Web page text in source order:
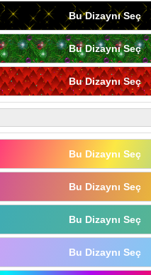
Bu Dizaynı Seç
Bu Dizaynı Seç
Bu Dizaynı Seç
Bu Dizaynı Seç
Bu Dizaynı Seç
Bu Dizaynı Seç
Bu Dizaynı Seç